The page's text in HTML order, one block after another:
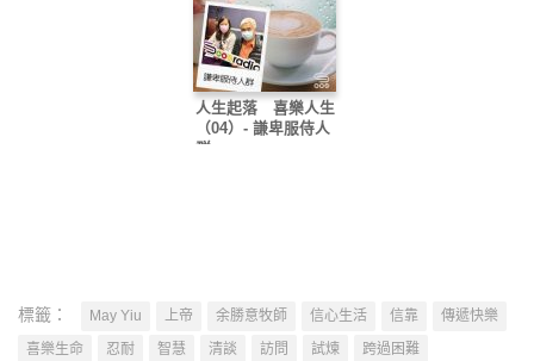
人生起落 喜樂人生
（04）- 謙卑服侍人
群
標籤： May Yiu 上帝 余勝意牧師 信心生活 信靠
傳遞快樂
喜樂生命
忍耐 智慧 清談 訪問 試煉 跨過困難